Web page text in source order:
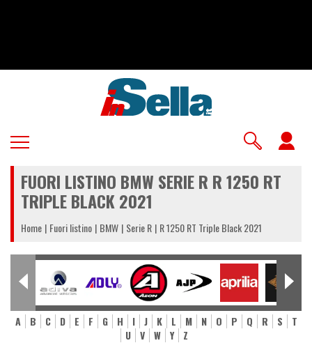
FUORI LISTINO BMW SERIE R R 1250 RT
TRIPLE BLACK 2021
Home Fuori listino BMW Serie R R 1250 RT Triple Black 2021
A B C D E F G H I J K L M N O P Q R S
T
U
V W Y Z